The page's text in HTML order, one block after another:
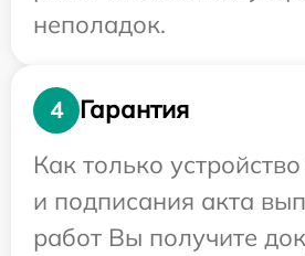
неполадок.
4
Гарантия
Как только
и подписания акта
работ Вы получите